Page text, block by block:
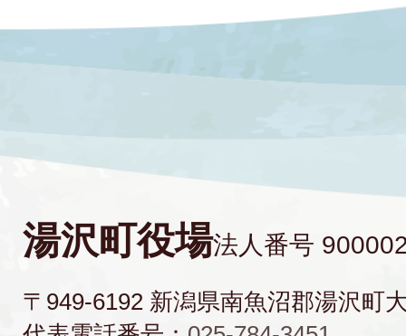
湯沢町役場法人番号
〒949-6192 新潟県南魚沼郡湯沢町